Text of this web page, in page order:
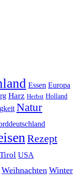
Essen Europa
Harz Herbst Holland
Natur
Rezept
Tirol USA
Weihnachten Winter